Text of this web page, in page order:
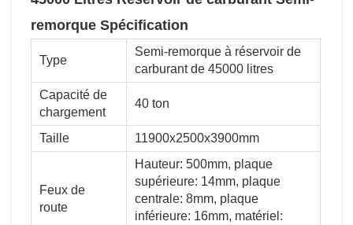
remorque Spécification
Type
Semi-remorque à réservoir de
carburant de 45000 litres
Capacité de
chargement
40 ton
Taille 11900x2500x3900mm
Feux de
route
Hauteur: 500mm, plaque
supérieure: 14mm, plaque
centrale: 8mm, plaque
inférieure: 16mm, matériel: